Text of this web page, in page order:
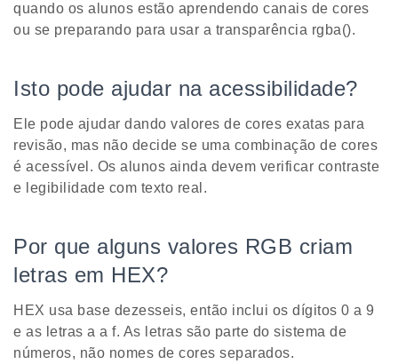
quando os alunos estão aprendendo canais de cores
ou se preparando para usar a transparência rgba().
Isto pode ajudar na acessibilidade?
Ele pode ajudar dando valores de cores exatas para
revisão, mas não decide se uma combinação de cores
é acessível. Os alunos ainda devem verificar contraste
e legibilidade com texto real.
Por que alguns valores RGB criam
letras em HEX?
HEX usa base dezesseis, então inclui os dígitos 0 a 9
e as letras a a f. As letras são parte do sistema de
números, não nomes de cores separados.